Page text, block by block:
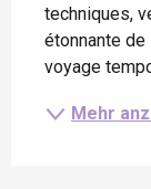
techniques,
étonnante de
voyage
Mehr